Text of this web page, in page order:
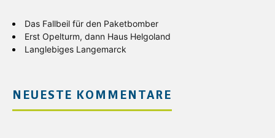
Das Fallbeil für den Paketbomber
Erst Opelturm, dann Haus Helgoland
Langlebiges Langemarck
NEUESTE KOMMENTARE